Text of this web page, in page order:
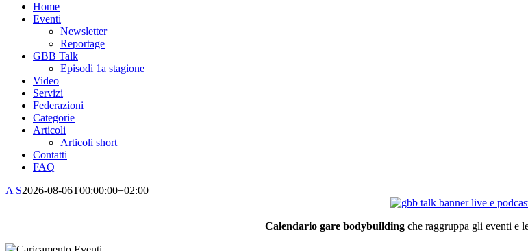
Home
Eventi
Newsletter
Reportage
GBB Talk
Episodi 1a stagione
Video
Servizi
Federazioni
Categorie
Articoli
Articoli short
Contatti
FAQ
A S2026-08-06T00:00:00+02:00
Calendario gare bodybuildingche raggruppa gli eventi e